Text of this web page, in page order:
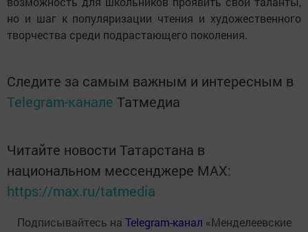
но и шаг к популяризации чтения и художественного
творчества среди подрастающего поколения.
Следите за самым важным и интересным в
Telegram-канале Татмедиа
Читайте новости Татарстана в
национальном мессенджере MАХ:
https://max.ru/tatmedia
Подписывайтесь на Telegram-канал «Менделеевские